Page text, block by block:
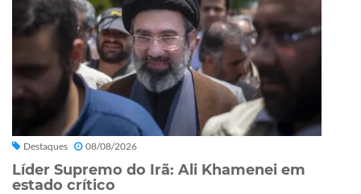
Destaques 08/08/2026
Líder Supremo do Irã: Ali Khamenei em
estado crítico